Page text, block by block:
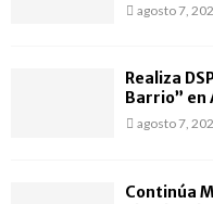
agosto 7,
Realiza
Barrio”
agosto 7,
Continúa